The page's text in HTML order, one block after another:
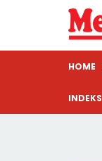
HOME
INDEKS